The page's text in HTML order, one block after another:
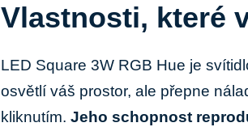
Vlastnosti, ⁢které
LED Square 3W RGB⁢ Hue je
‌osvětlí ‌váš‍ prostor, ale přepne
kliknutím. Jeho ‍schopnost